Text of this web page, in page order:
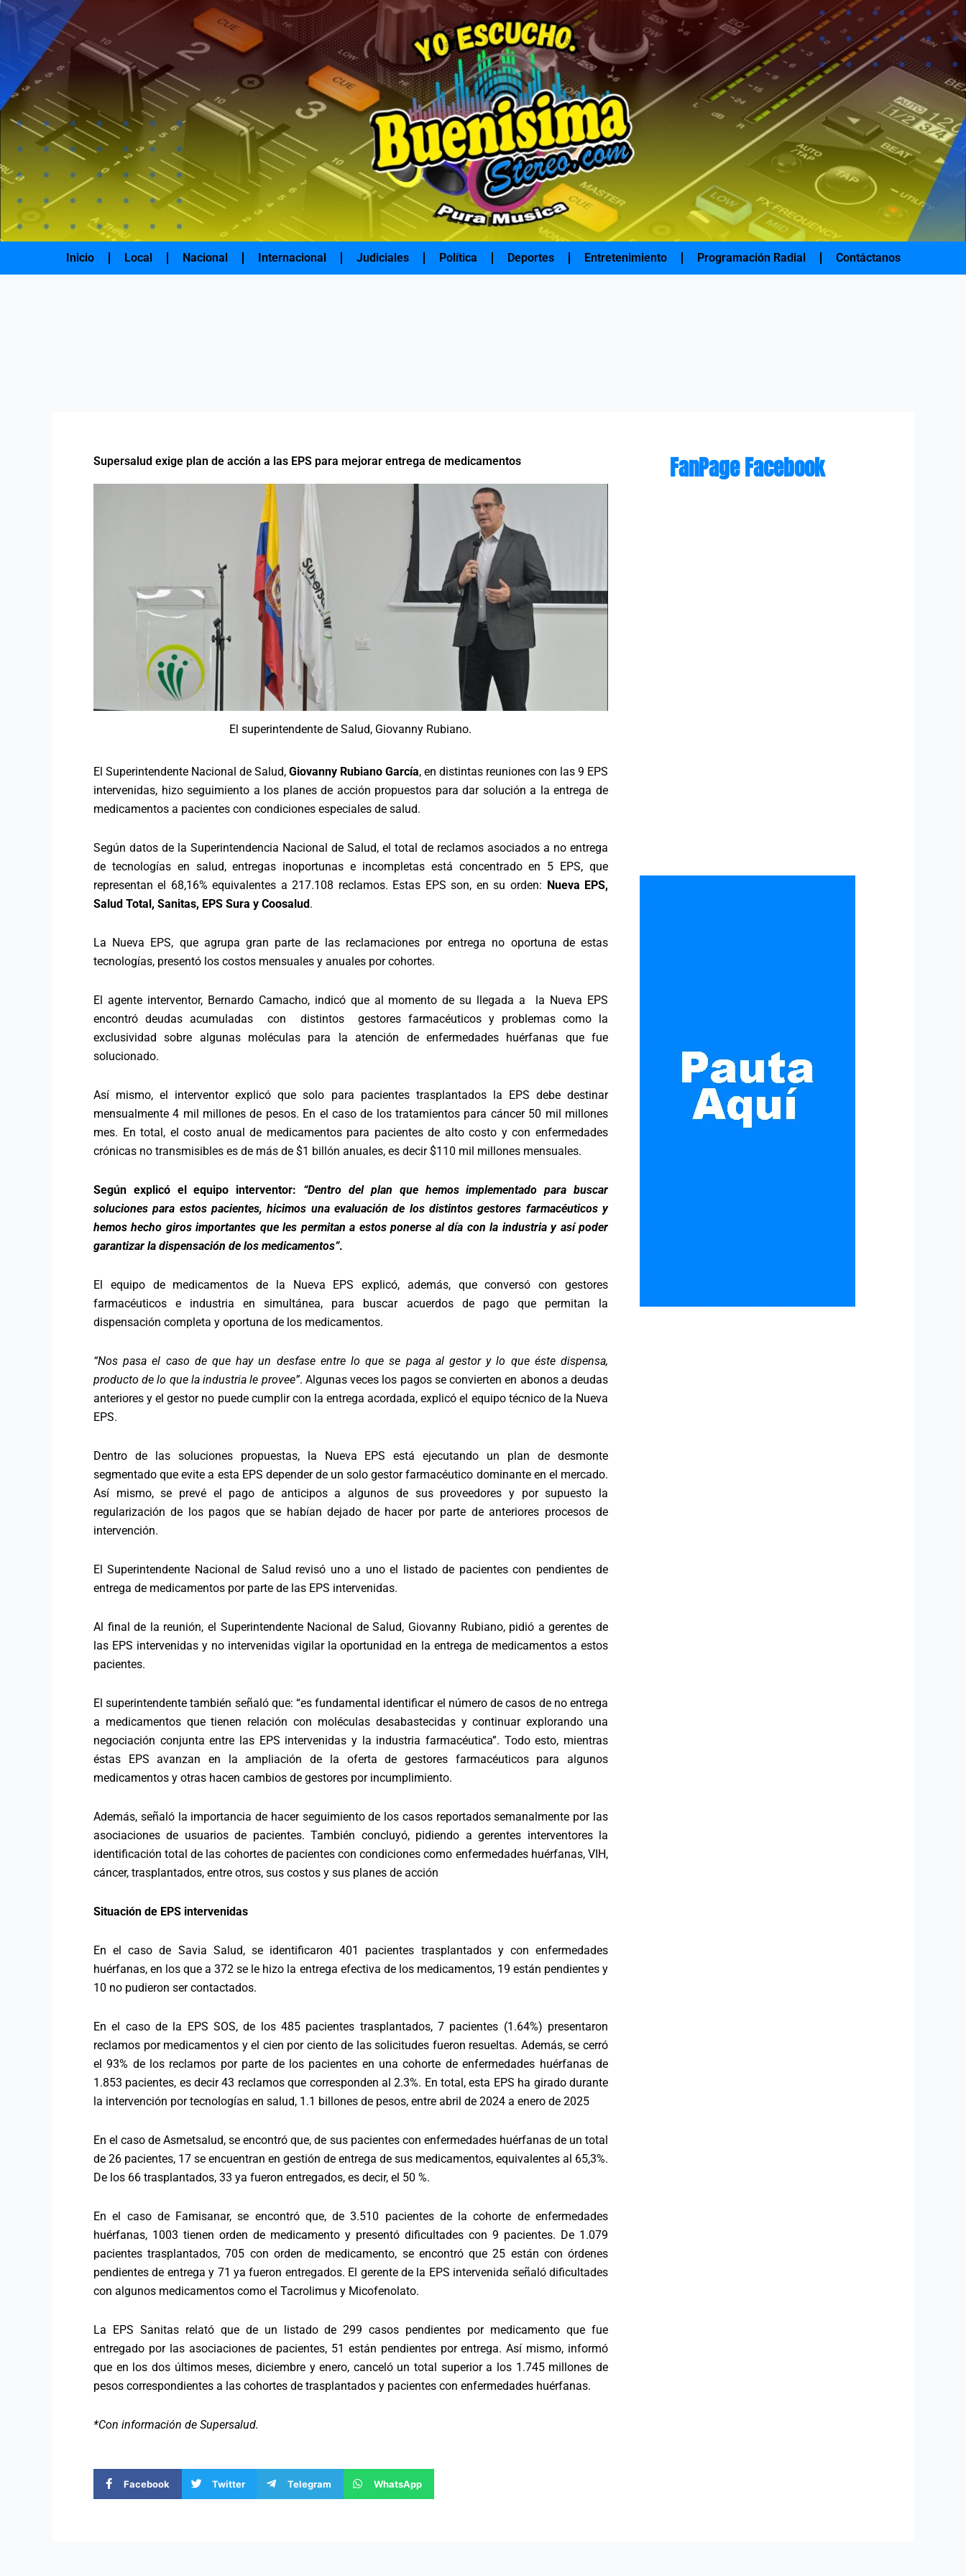
Ir
contenido
Inicio Local Nacional Internacional Judiciales Política Deportes Entretenimiento Programación Radial Contáctanos
Supersalud exige plan de acción a las EPS para mejorar entrega de medicamentos
El superintendente de Salud, Giovanny Rubiano.
El Superintendente Nacional de Salud, Giovanny Rubiano García, en distintas reuniones con las 9 EPS
intervenidas, hizo seguimiento a los planes de acción propuestos para dar solución a la entrega de
medicamentos a pacientes con condiciones especiales de salud.
Según datos de la Superintendencia Nacional de Salud, el total de reclamos asociados a no entrega
de tecnologías en salud, entregas inoportunas e incompletas está concentrado en 5 EPS, que
representan el 68,16% equivalentes a 217.108 reclamos. Estas EPS son, en su orden: Nueva EPS,
Salud Total, Sanitas, EPS Sura y Coosalud.
La Nueva EPS, que agrupa gran parte de las reclamaciones por entrega no oportuna de estas
tecnologías, presentó los costos mensuales y anuales por cohortes.
El agente interventor, Bernardo Camacho, indicó que al momento de su llegada a la Nueva EPS
encontró deudas acumuladas con distintos gestores farmacéuticos y problemas como la
exclusividad sobre algunas moléculas para la atención de enfermedades huérfanas que fue
solucionado.
Así mismo, el interventor explicó que solo para pacientes trasplantados la EPS debe destinar
mensualmente 4 mil millones de pesos. En el caso de los tratamientos para cáncer 50 mil millones
mes. En total, el costo anual de medicamentos para pacientes de alto costo y con enfermedades
crónicas no transmisibles es de más de $1 billón anuales, es decir $110 mil millones mensuales.
Según explicó el equipo interventor: “Dentro del plan que hemos implementado para buscar
soluciones para estos pacientes, hicimos una evaluación de los distintos gestores farmacéuticos y
hemos hecho giros importantes que les permitan a estos ponerse al día con la industria y así poder
garantizar la dispensación de los medicamentos”.
El equipo de medicamentos de la Nueva EPS explicó, además, que conversó con gestores
farmacéuticos e industria en simultánea, para buscar acuerdos de pago que permitan la
dispensación completa y oportuna de los medicamentos.
“Nos pasa el caso de que hay un desfase entre lo que se paga al gestor y lo que éste dispensa,
producto de lo que la industria le provee”. Algunas veces los pagos se convierten en abonos a deudas
anteriores y el gestor no puede cumplir con la entrega acordada, explicó el equipo técnico de la Nueva
EPS.
Dentro de las soluciones propuestas, la Nueva EPS está ejecutando un plan de desmonte
segmentado que evite a esta EPS depender de un solo gestor farmacéutico dominante en el mercado.
Así mismo, se prevé el pago de anticipos a algunos de sus proveedores y por supuesto la
regularización de los pagos que se habían dejado de hacer por parte de anteriores procesos de
intervención.
El Superintendente Nacional de Salud revisó uno a uno el listado de pacientes con pendientes de
entrega de medicamentos por parte de las EPS intervenidas.
Al final de la reunión, el Superintendente Nacional de Salud, Giovanny Rubiano, pidió a gerentes de
las EPS intervenidas y no intervenidas vigilar la oportunidad en la entrega de medicamentos a estos
pacientes.
El superintendente también señaló que: “es fundamental identificar el número de casos de no entrega
a medicamentos que tienen relación con moléculas desabastecidas y continuar explorando una
negociación conjunta entre las EPS intervenidas y la industria farmacéutica”. Todo esto, mientras
éstas EPS avanzan en la ampliación de la oferta de gestores farmacéuticos para algunos
medicamentos y otras hacen cambios de gestores por incumplimiento.
Además, señaló la importancia de hacer seguimiento de los casos reportados semanalmente por las
asociaciones de usuarios de pacientes. También concluyó, pidiendo a gerentes interventores la
identificación total de las cohortes de pacientes con condiciones como enfermedades huérfanas, VIH,
cáncer, trasplantados, entre otros, sus costos y sus planes de acción
Situación de EPS intervenidas
En el caso de Savia Salud, se identificaron 401 pacientes trasplantados y con enfermedades
huérfanas, en los que a 372 se le hizo la entrega efectiva de los medicamentos, 19 están pendientes y
10 no pudieron ser contactados.
En el caso de la EPS SOS, de los 485 pacientes trasplantados, 7 pacientes (1.64%) presentaron
reclamos por medicamentos y el cien por ciento de las solicitudes fueron resueltas. Además, se cerró
el 93% de los reclamos por parte de los pacientes en una cohorte de enfermedades huérfanas de
1.853 pacientes, es decir 43 reclamos que corresponden al 2.3%. En total, esta EPS ha girado durante
la intervención por tecnologías en salud, 1.1 billones de pesos, entre abril de 2024 a enero de 2025
En el caso de Asmetsalud, se encontró que, de sus pacientes con enfermedades huérfanas de un total
de 26 pacientes, 17 se encuentran en gestión de entrega de sus medicamentos, equivalentes al 65,3%.
De los 66 trasplantados, 33 ya fueron entregados, es decir, el 50 %.
En el caso de Famisanar, se encontró que, de 3.510 pacientes de la cohorte de enfermedades
huérfanas, 1003 tienen orden de medicamento y presentó dificultades con 9 pacientes. De 1.079
pacientes trasplantados, 705 con orden de medicamento, se encontró que 25 están con órdenes
pendientes de entrega y 71 ya fueron entregados. El gerente de la EPS intervenida señaló dificultades
con algunos medicamentos como el Tacrolimus y Micofenolato.
La EPS Sanitas relató que de un listado de 299 casos pendientes por medicamento que fue
entregado por las asociaciones de pacientes, 51 están pendientes por entrega. Así mismo, informó
que en los dos últimos meses, diciembre y enero, canceló un total superior a los 1.745 millones de
pesos correspondientes a las cohortes de trasplantados y pacientes con enfermedades huérfanas.
*Con información de Supersalud.
Facebook Twitter Telegram WhatsApp
FanPage Facebook